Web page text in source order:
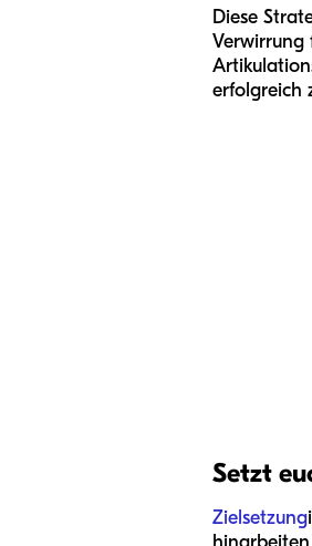
Diese
Verwirrung
erfolgreich
Setzt
Zielsetzung